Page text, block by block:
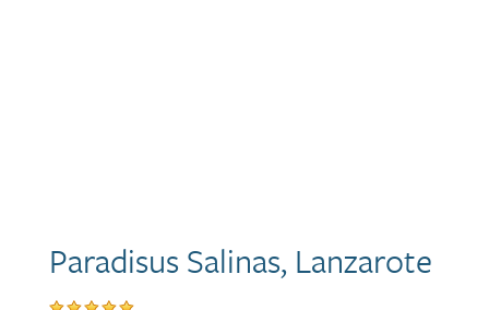
Paradisus Salinas, Lanzarote